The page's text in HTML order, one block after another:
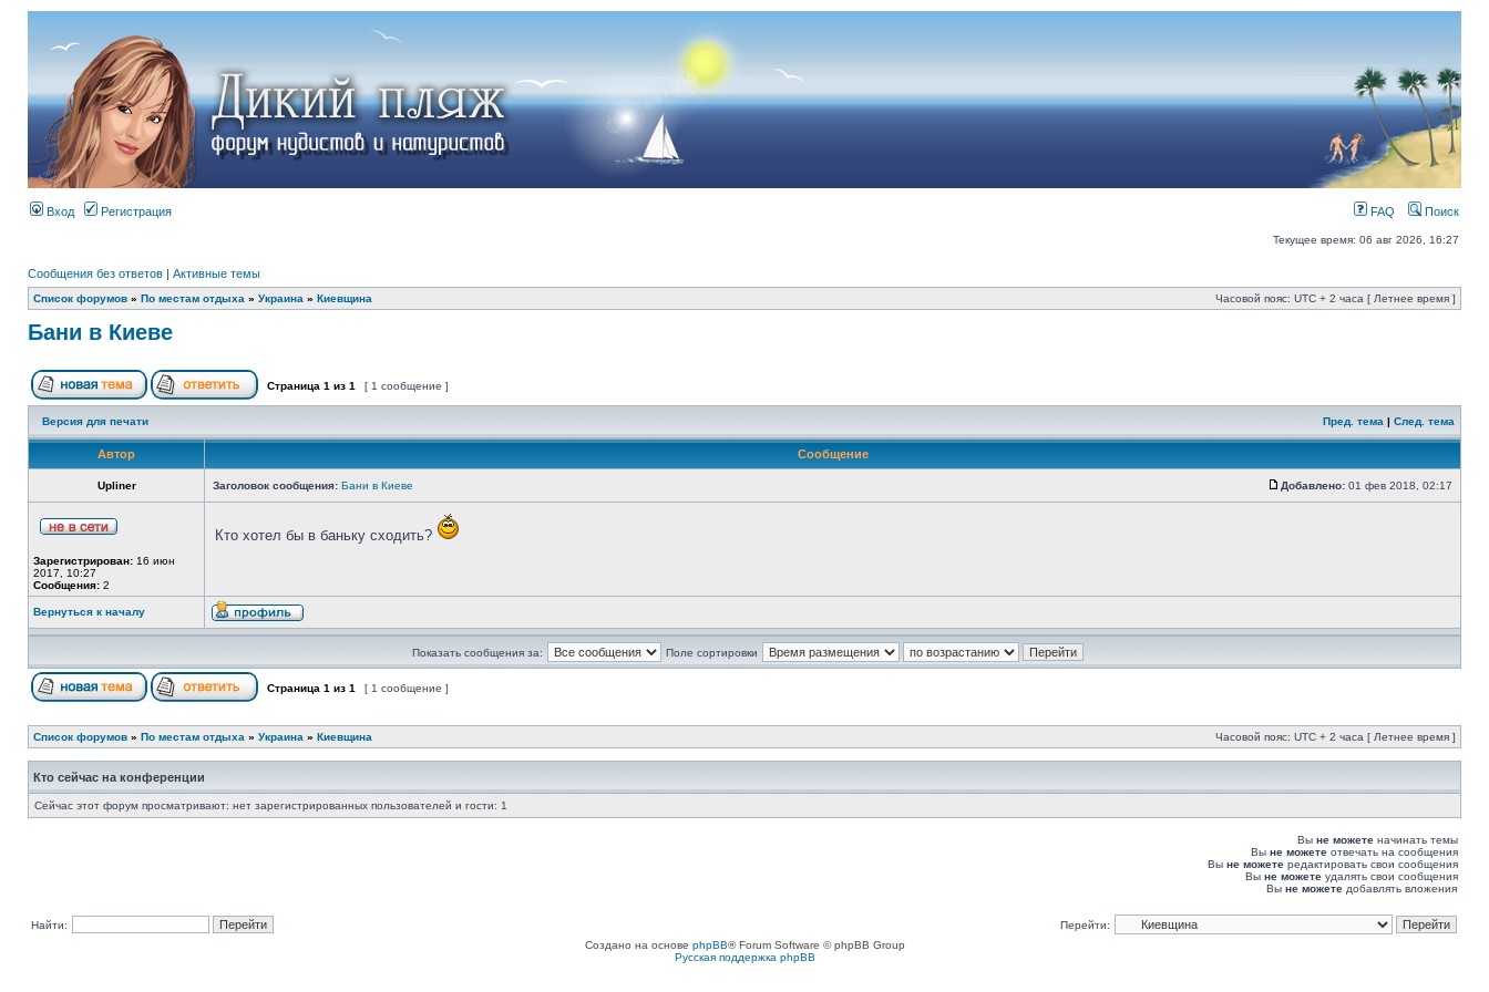
Вход Регистрация FAQ Поиск
Текущее время: 06 авг 2026, 16:27
Сообщения без ответов | Активные темы
Список форумов » По местам отдыха » Украина » Киевщина Часовой пояс: UTC + 2 часа [ Летнее время ]
Бани в Киеве
Страница 1 из 1 [ 1 сообщение ]
Версия для печати Пред. тема | След. тема
Автор Сообщение
Upliner Заголовок сообщения: Бани в Киеве Добавлено: 01 фев 2018, 02:17
Зарегистрирован: 16 июн
2017, 10:27
Сообщения: 2
Кто хотел бы в баньку сходить?
Вернуться к началу
Показать сообщения за: Поле сортировки
Страница 1 из 1 [ 1 сообщение ]
Список форумов » По местам отдыха » Украина » Киевщина Часовой пояс: UTC + 2 часа [ Летнее время ]
Кто сейчас на конференции
Сейчас этот форум просматривают: нет зарегистрированных пользователей и гости: 1
Вы не можете начинать темы
Вы не можете отвечать на сообщения
Вы не можете редактировать свои сообщения
Вы не можете удалять свои сообщения
Вы не можете добавлять вложения
Найти:
Перейти:
Создано на основе phpBB® Forum Software © phpBB Group
Русская поддержка phpBB